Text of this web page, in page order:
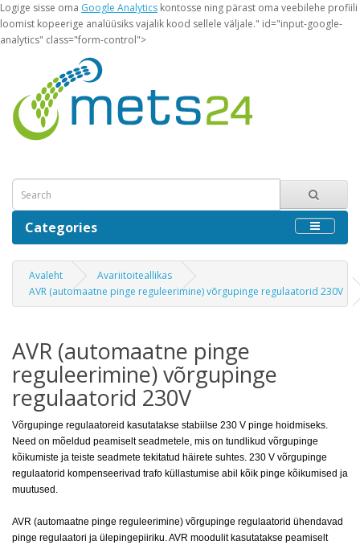
Logige sisse oma Google Analytics kontosse ning pärast oma veebilehe profiili
loomist kopeerige analüüsiks vajalik kood sellele väljale." id="input-google-
analytics" class="form-control">
Categories
Avaleht
Avariitoiteallikas
AVR (automaatne pinge reguleerimine) võrgupinge regulaatorid 230V
AVR (automaatne pinge
reguleerimine) võrgupinge
regulaatorid 230V
Võrgupinge regulaatoreid kasutatakse stabiilse 230 V pinge hoidmiseks.
Need on mõeldud peamiselt seadmetele, mis on tundlikud võrgupinge
kõikumiste ja teiste seadmete tekitatud häirete suhtes. 230 V võrgupinge
regulaatorid kompenseerivad trafo küllastumise abil kõik pinge kõikumised ja
muutused.
AVR (automaatne pinge reguleerimine) võrgupinge regulaatorid ühendavad
pinge regulaatori ja ülepingepiiriku. AVR moodulit kasutatakse peamiselt